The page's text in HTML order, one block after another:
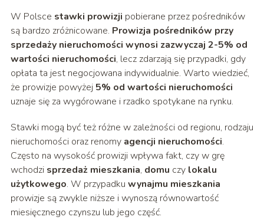
W Polsce stawki prowizji pobierane przez pośredników
są bardzo zróżnicowane. Prowizja pośredników przy
sprzedaży nieruchomości wynosi zazwyczaj 2-5% od
wartości nieruchomości, lecz zdarzają się przypadki, gdy
opłata ta jest negocjowana indywidualnie. Warto wiedzieć,
że prowizje powyżej 5% od wartości nieruchomości
uznaje się za wygórowane i rzadko spotykane na rynku.
Stawki mogą być też różne w zależności od regionu, rodzaju
nieruchomości oraz renomy agencji nieruchomości.
Często na wysokość prowizji wpływa fakt, czy w grę
wchodzi sprzedaż mieszkania, domu czy lokalu
użytkowego. W przypadku wynajmu mieszkania
prowizje są zwykle niższe i wynoszą równowartość
miesięcznego czynszu lub jego część.